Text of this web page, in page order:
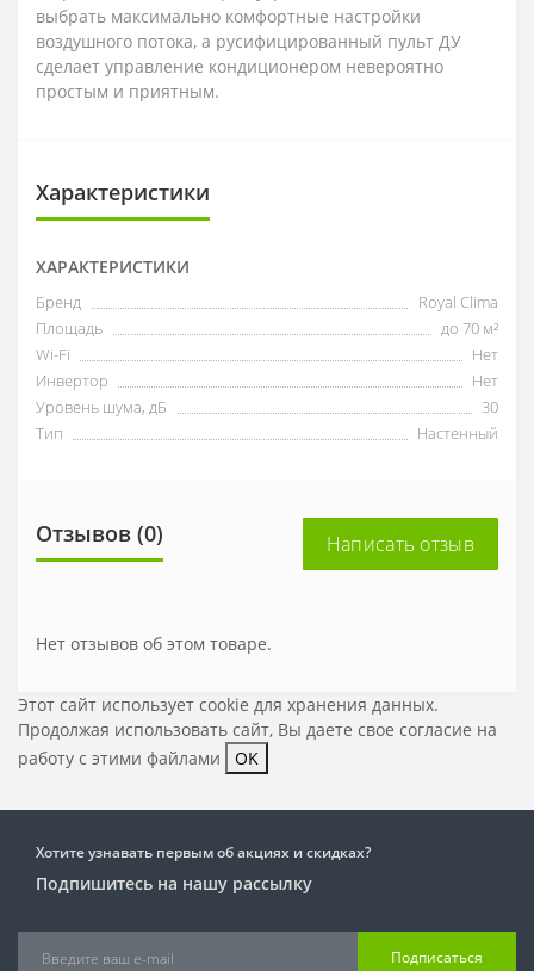
выбрать максимально комфортные настройки
воздушного потока, а русифицированный пульт ДУ
сделает управление кондиционером невероятно
простым и приятным.
Характеристики
ХАРАКТЕРИСТИКИ
Бренд
Royal Clima
Площадь
до 70 м²
Wi-Fi
Нет
Инвертор
Нет
Уровень шума, дБ
30
Тип
Настенный
Отзывов (0) Написать отзыв
Нет отзывов об этом товаре.
Этот сайт использует cookie для хранения данных.
Продолжая использовать сайт, Вы даете свое согласие на
работу с этими файлами
OK
Хотите узнавать первым об акциях и скидках?
Подпишитесь на нашу рассылку
Подписаться